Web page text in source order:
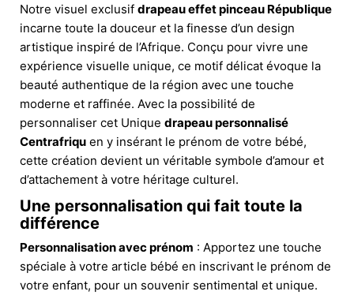
Notre visuel exclusif drapeau effet pinceau République
incarne toute la douceur et la finesse d’un design
artistique inspiré de l’Afrique. Conçu pour vivre une
expérience visuelle unique, ce motif délicat évoque la
beauté authentique de la région avec une touche
moderne et raffinée. Avec la possibilité de
personnaliser cet Unique drapeau personnalisé
Centrafriqu en y insérant le prénom de votre bébé,
cette création devient un véritable symbole d’amour et
d’attachement à votre héritage culturel.
Une personnalisation qui fait toute la
différence
Personnalisation avec prénom : Apportez une touche
spéciale à votre article bébé en inscrivant le prénom de
votre enfant, pour un souvenir sentimental et unique.